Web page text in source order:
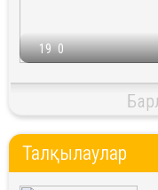
19 0
Талқылаулар